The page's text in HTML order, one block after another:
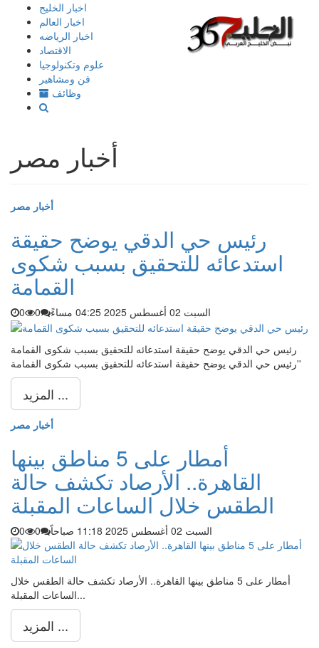
إذهب
المحتوى
اخبار الخليج
اخبار العالم
اخبار الرياضه
الاقتصاد
علوم وتكنولوجيا
فن ومشاهير
وظائف
أخبار مصر
أخبار مصر
رئيس حي الدقي يوضح حقيقة
استدعائه للتحقيق بسبب شكوى
القمامة
السبت 02 أغسطس 2025 04:25 مساءً 0
0
رئيس حي الدقي يوضح حقيقة استدعائه للتحقيق بسبب شكوى القمامة
'رئيس حي الدقي يوضح حقيقة استدعائه للتحقيق بسبب شكوى القمامة'
المزيد ...
أخبار مصر
أمطار على 5 مناطق بينها
القاهرة.. الأرصاد تكشف حالة
الطقس خلال الساعات المقبلة
السبت 02 أغسطس 2025 11:18 صباحاً 0
0
أمطار على 5 مناطق بينها القاهرة.. الأرصاد تكشف حالة الطقس خلال
الساعات المقبلة...
المزيد ...